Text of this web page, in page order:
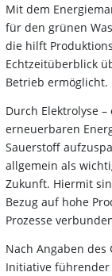
Mit dem
für den grünen
die hilft
Echtzeitüberblick
Betrieb ermöglicht.
Durch Elektrolyse
erneuerbaren
Sauerstoff
allgemein als
Zukunft. Hiermit
Bezug auf hohe
Prozesse
Nach Angaben
Initiative führender